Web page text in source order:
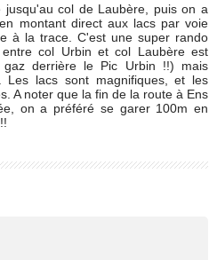
jusqu'au col de Laubère, puis on a
montant direct aux lacs par voie
à la trace. C'est une super rando
col Urbin et col Laubère est
derrière le Pic Urbin !!) mais
Les lacs sont magnifiques, et les
A noter que la fin de la route à Ens
on a préféré se garer 100m en